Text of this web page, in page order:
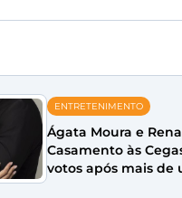
ENTRETENIMENTO
Ágata Moura e
Casamento às
votos após mais de